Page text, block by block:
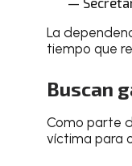
La
tiempo que
Buscan
Como parte
víctima para